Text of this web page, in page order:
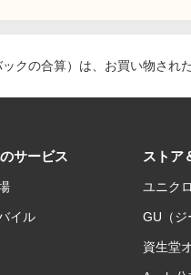
クの合算）は、お買い物さ
サービス
イル
ストア
ユニク
GU（ジ
資生堂